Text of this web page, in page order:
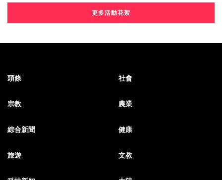
更多活動花絮
頭條 社會
宗教 農業
綜合新聞 健康
旅遊 文教